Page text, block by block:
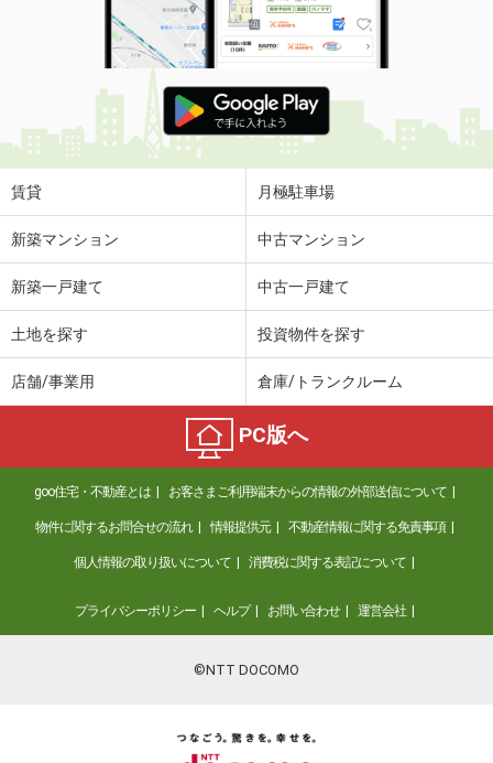
賃貸 月極駐車場
新築マンション 中古マンション
新築一戸建て 中古一戸建て
土地を探す 投資物件を探す
店舗/事業用 倉庫/トランクルーム
PC版へ
goo住宅・不動産とは お客さまご利用端末からの情報の外部送信について
物件に関するお問合せの流れ 情報提供元 不動産情報に関する免責事項
個人情報の取り扱いについて 消費税に関する表記について
プライバシーポリシー ヘルプ お問い合わせ 運営会社
©NTT DOCOMO